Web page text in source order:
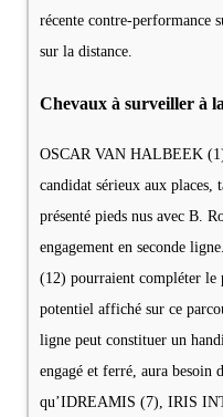
récente contre-performance
sur la distance.
Chevaux à surveiller à
OSCAR VAN HALBEEK
candidat sérieux aux places,
présenté pieds nus avec B.
engagement en seconde
(12) pourraient compléter le
potentiel affiché sur ce
ligne peut constituer un
engagé et ferré, aura besoin
qu’IDREAMIS (7), IRIS